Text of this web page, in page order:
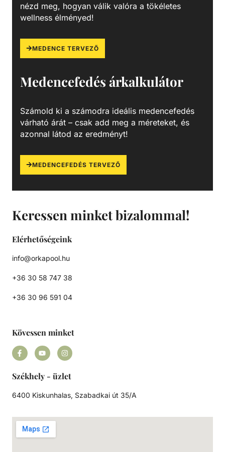
Keressen minket bizalommal!
Elérhetőségeink
info@orkapool.hu
+36 30 58 747 38
+36 30 96 591 04
Kövessen minket
Székhely - üzlet
6400 Kiskunhalas, Szabadkai út 35/A
nézd meg, hogyan válik valóra a tökéletes
wellness élményed!
MEDENCE TERVEZŐ
Medencefedés árkalkulátor
Számold ki a számodra ideális medencefedés
várható árát – csak add meg a méreteket, és
azonnal látod az eredményt!
MEDENCEFEDÉS TERVEZŐ